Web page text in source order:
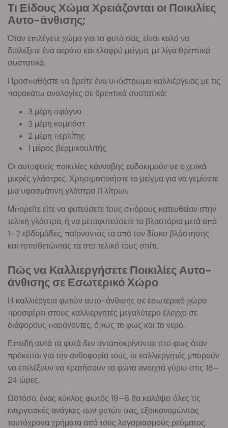
Τι Είδους Χώμα Χρειάζονται οι Ποικιλίες
Αυτο-άνθισης;
Όταν επιλέγετε χώμα για τα φυτά σας, είναι καλό να
διαλέξετε ένα αεράτο και ελαφρύ μείγμα, με λίγα θρεπτικά
συστατικά.
Προσπαθήστε να βρείτε ένα υπόστρωμα καλλιέργειας με τις
παρακάτω αναλογίες σε θρεπτικά συστατικά:
3 μέρη σφάγνο
3 μέρη κομπόστ
2 μέρη περλίτης
1 μέρος βερμικουλιτής
Οι αυτοφυείς ποικιλίες κάνναβης ευδοκιμούν σε σχετικά
μικρές γλάστρες. Χρησιμοποιήστε το μείγμα για να γεμίσετε
μια υφασμάτινη γλάστρα 11 λίτρων.
Μπορείτε είτε να φυτεύσετε τους σπόρους κατευθείαν στην
τελική γλάστρα, ή να μεταφυτεύσετε τα βλαστάρια μετά από
1–2 εβδομάδες, παίρνοντας τα από τον δίσκο βλάστησης
και τοποθετώντας τα στο τελικό τους σπίτι.
Πώς να Καλλιεργήσετε Ποικιλίες Αυτο-
άνθισης σε Εσωτερικό Χώρο
Η καλλιέργεια φυτών αυτο-άνθισης σε εσωτερικό χώρο
προσφέρει στους καλλιεργητές μεγαλύτερο έλεγχο σε
διάφορους παράγοντες, όπως το φως και το νερό.
Επειδή αυτά τα φυτά δεν ανταποκρίνονται στο φως όταν
πρόκειται για την ανθοφορία τους, οι καλλιεργητές μπορούν
να επιλέξουν να κρατήσουν τα φώτα ανοιχτά γύρω στις 18–
24 ώρες.
Ωστόσο, ένας κύκλος φωτός 18–6 θα καλύψει όλες τις
ενεργειακές ανάγκες των φυτών σας, εξοικονομώντας
ταυτόχρονα χρήματα από τους λογαριασμούς ρεύματος.